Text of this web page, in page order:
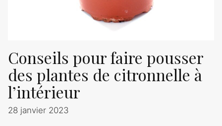
Conseils pour faire pousser
des plantes de citronnelle à
l’intérieur
28 janvier 2023